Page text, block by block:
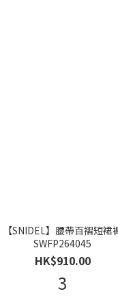
【SNIDEL】腰帶百褶短裙
SWFP264045
HK$910.00
3